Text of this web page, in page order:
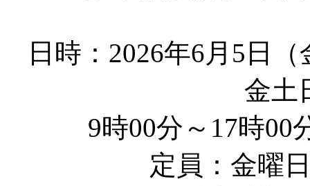
日時：2026年6月5日
金土
9時00分～17時
定員：金曜